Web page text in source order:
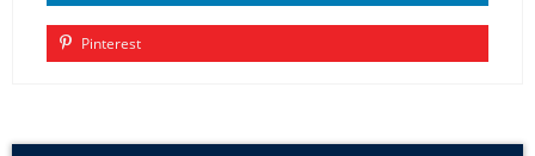
Pinterest